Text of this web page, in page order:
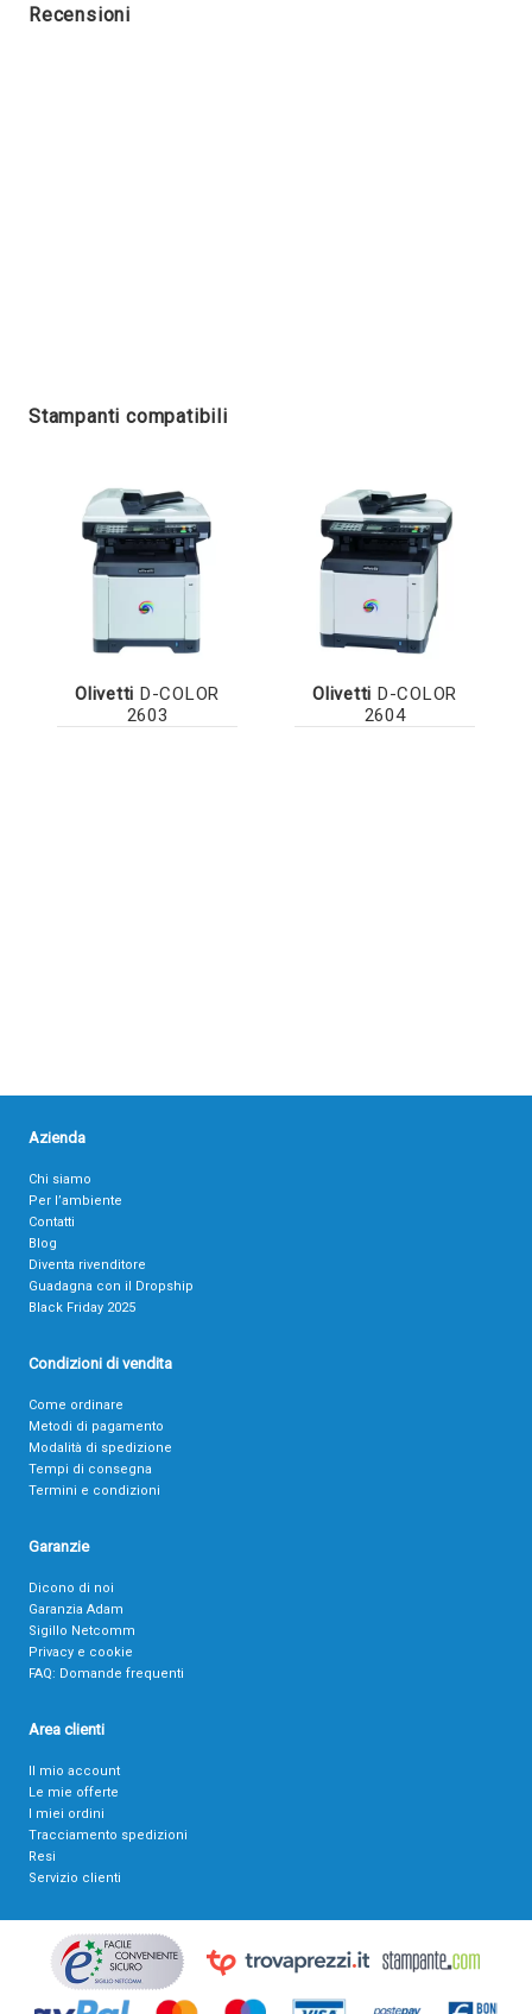
Recensioni
Stampanti compatibili
Olivetti D-COLOR
2603
Olivetti D-COLOR
2604
Azienda
Chi siamo
Per l’ambiente
Contatti
Blog
Diventa rivenditore
Guadagna con il Dropship
Black Friday 2025
Condizioni di vendita
Come ordinare
Metodi di pagamento
Modalità di spedizione
Tempi di consegna
Termini e condizioni
Garanzie
Dicono di noi
Garanzia Adam
Sigillo Netcomm
Privacy e cookie
FAQ: Domande frequenti
Area clienti
Il mio account
Le mie offerte
I miei ordini
Tracciamento spedizioni
Resi
Servizio clienti